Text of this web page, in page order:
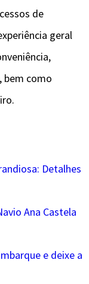
de
geral
bem como
Detalhes
Ana Castela
e deixe a